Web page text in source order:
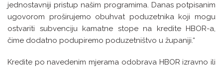
jednostavniji pristup našim programima. Danas potpisanim
ugovorom proširujemo obuhvat poduzetnika koji mogu
ostvariti subvenciju kamatne stope na kredite HBOR-a,
čime dodatno podupiremo poduzetništvo u županiji.“
Kredite po navedenim mjerama odobrava HBOR izravno ili